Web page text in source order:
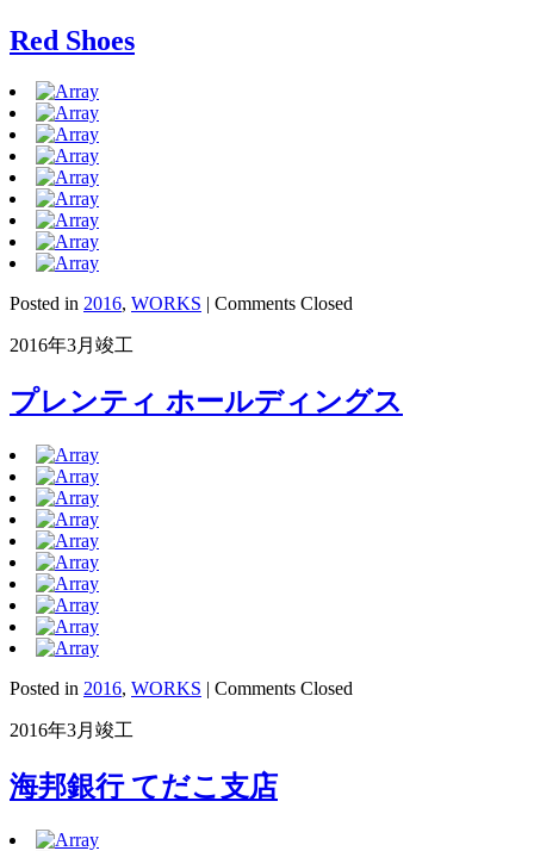
Red Shoes
Posted in 2016, WORKS | Comments Closed
2016年3月竣工
プレンティ ホールディングス
Posted in 2016, WORKS | Comments Closed
2016年3月竣工
海邦銀行 てだこ支店